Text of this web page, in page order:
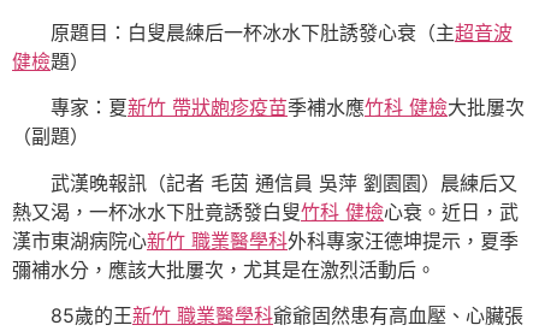
原題目：白叟晨練后一杯冰水下肚誘發心衰（主超音波
健檢題）
專家：夏新竹 帶狀皰疹疫苗季補水應竹科 健檢大批屢次
（副題）
武漢晚報訊（記者 毛茵 通信員 吳萍 劉園園）晨練后又
熱又渴，一杯冰水下肚竟誘發白叟竹科 健檢心衰。近日，武
漢市東湖病院心新竹 職業醫學科外科專家汪德坤提示，夏季
彌補水分，應該大批屢次，尤其是在激烈活動后。
85歲的王新竹 職業醫學科爺爺固然患有高血壓、心臟張